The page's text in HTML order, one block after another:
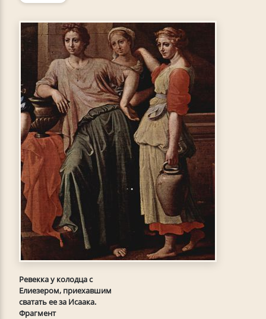
Ревекка у колодца с
Елиезером, приехавшим
сватать ее за Исаака.
Фрагмент